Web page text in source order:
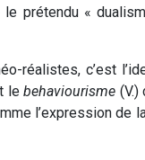
prétendu «
réalistes, c’est
lebehaviourisme
l’expression de